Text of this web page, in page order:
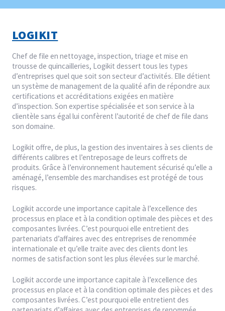
LOGIKIT
Chef de file en nettoyage, inspection, triage et mise en
trousse de quincailleries, Logikit dessert tous les types
d’entreprises quel que soit son secteur d’activités. Elle détient
un système de management de la qualité afin de répondre aux
certifications et accréditations exigées en matière
d’inspection. Son expertise spécialisée et son service à la
clientèle sans égal lui confèrent l’autorité de chef de file dans
son domaine.
Logikit offre, de plus, la gestion des inventaires à ses clients de
différents calibres et l’entreposage de leurs coffrets de
produits. Grâce à l’environnement hautement sécurisé qu’elle a
aménagé, l’ensemble des marchandises est protégé de tous
risques.
Logikit accorde une importance capitale à l’excellence des
processus en place et à la condition optimale des pièces et des
composantes livrées. C’est pourquoi elle entretient des
partenariats d’affaires avec des entreprises de renommée
internationale et qu’elle traite avec des clients dont les
normes de satisfaction sont les plus élevées sur le marché.
Logikit accorde une importance capitale à l’excellence des
processus en place et à la condition optimale des pièces et des
composantes livrées. C’est pourquoi elle entretient des